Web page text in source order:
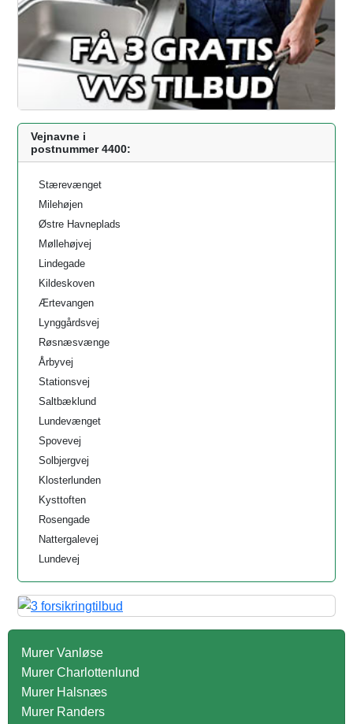
Vejnavne i
postnummer 4400:
Stærevænget
Milehøjen
Østre Havneplads
Møllehøjvej
Lindegade
Kildeskoven
Ærtevangen
Lynggårdsvej
Røsnæsvænge
Årbyvej
Stationsvej
Saltbæklund
Lundevænget
Spovevej
Solbjergvej
Klosterlunden
Kysttoften
Rosengade
Nattergalevej
Lundevej
Murer Vanløse
Murer Charlottenlund
Murer Halsnæs
Murer Randers